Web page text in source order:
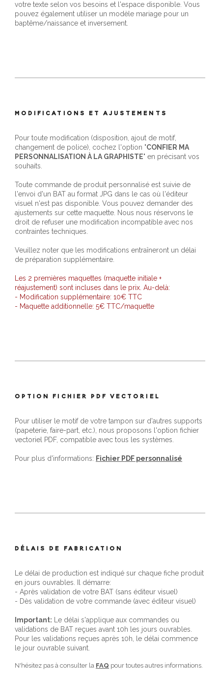
votre texte selon vos besoins et l'espace disponible. Vous
pouvez également utiliser un modèle mariage pour un
baptême/naissance et inversement.
MODIFICATIONS ET AJUSTEMENTS
Pour toute modification (disposition, ajout de motif,
changement de police), cochez l'option "CONFIER MA
PERSONNALISATION À LA GRAPHISTE" en précisant vos
souhaits.
Toute commande de produit personnalisé est suivie de
l'envoi d'un BAT au format JPG dans le cas où l'éditeur
visuel n'est pas disponible. Vous pouvez demander des
ajustements sur cette maquette. Nous nous réservons le
droit de refuser une modification incompatible avec nos
contraintes techniques.
Veuillez noter que les modifications entraîneront un délai
de préparation supplémentaire.
Les 2 premières maquettes (maquette initiale +
réajustement) sont incluses dans le prix. Au-delà:
- Modification supplémentaire: 10€ TTC
- Maquette additionnelle: 5€ TTC/maquette
OPTION FICHIER PDF VECTORIEL
Pour utiliser le motif de votre tampon sur d'autres supports
(papeterie, faire-part, etc.), nous proposons l'option fichier
vectoriel PDF, compatible avec tous les systèmes.
Pour plus d'informations: Fichier PDF personnalisé
DÉLAIS DE FABRICATION
Le délai de production est indiqué sur chaque fiche produit
en jours ouvrables. Il démarre:
- Après validation de votre BAT (sans éditeur visuel)
- Dès validation de votre commande (avec éditeur visuel)
Important: Le délai s'applique aux commandes ou
validations de BAT reçues avant 10h les jours ouvrables.
Pour les validations reçues après 10h, le délai commence
le jour ouvrable suivant.
N'hésitez pas à consulter la FAQ pour toutes autres informations.